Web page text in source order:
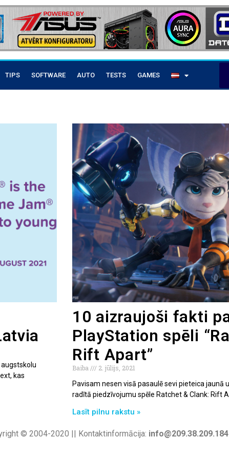
TIPS SOFTWARE AUTO TESTS GAMES
kas
10 aizraujoši fakti
PlayStation spēli
Rift Apart”
Baiba
2. jūlijs, 2021
Pavisam nesen visā pasaulē sevi pieteica
radītā piedzīvojumu spēle Ratchet & Clank: Rift
Lasīt pilnu rakstu »
© 2004-2020 || Kontaktinformācija: